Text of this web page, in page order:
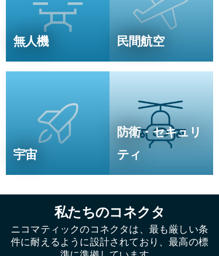
無人機 民間航空
宇宙
防衛・セキュリ
ティ
私たちのコネクタ
ニコマティックのコネクタは、最も厳しい条
件に耐えるように設計されており、最高の標